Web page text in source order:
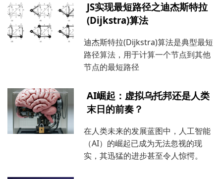
JS实现最短路径之迪杰斯特拉
(Dijkstra)算法
迪杰斯特拉(Dijkstra)算法是典型最短
路径算法，用于计算一个节点到其他
节点的最短路径
AI崛起：虚拟乌托邦还是人类
末日的前奏？
在人类未来的发展蓝图中，人工智能
（AI）的崛起已成为无法忽视的现
实，其迅猛的进步甚至令人惊愕。